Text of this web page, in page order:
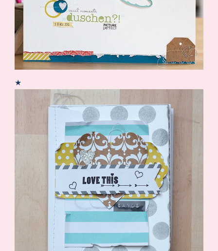
Gutscheine
Produkte erklärt
Über mich
Tipps & Tricks
Ordnungstipps
★